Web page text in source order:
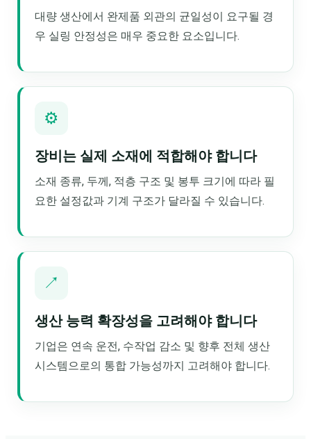
대량 생산에서 완제품 외관의 균일성이 요구될 경
우 실링 안정성은 매우 중요한 요소입니다.
⚙
장비는 실제 소재에 적합해야 합니다
소재 종류, 두께, 적층 구조 및 봉투 크기에 따라 필
요한 설정값과 기계 구조가 달라질 수 있습니다.
↗
생산 능력 확장성을 고려해야 합니다
기업은 연속 운전, 수작업 감소 및 향후 전체 생산
시스템으로의 통합 가능성까지 고려해야 합니다.